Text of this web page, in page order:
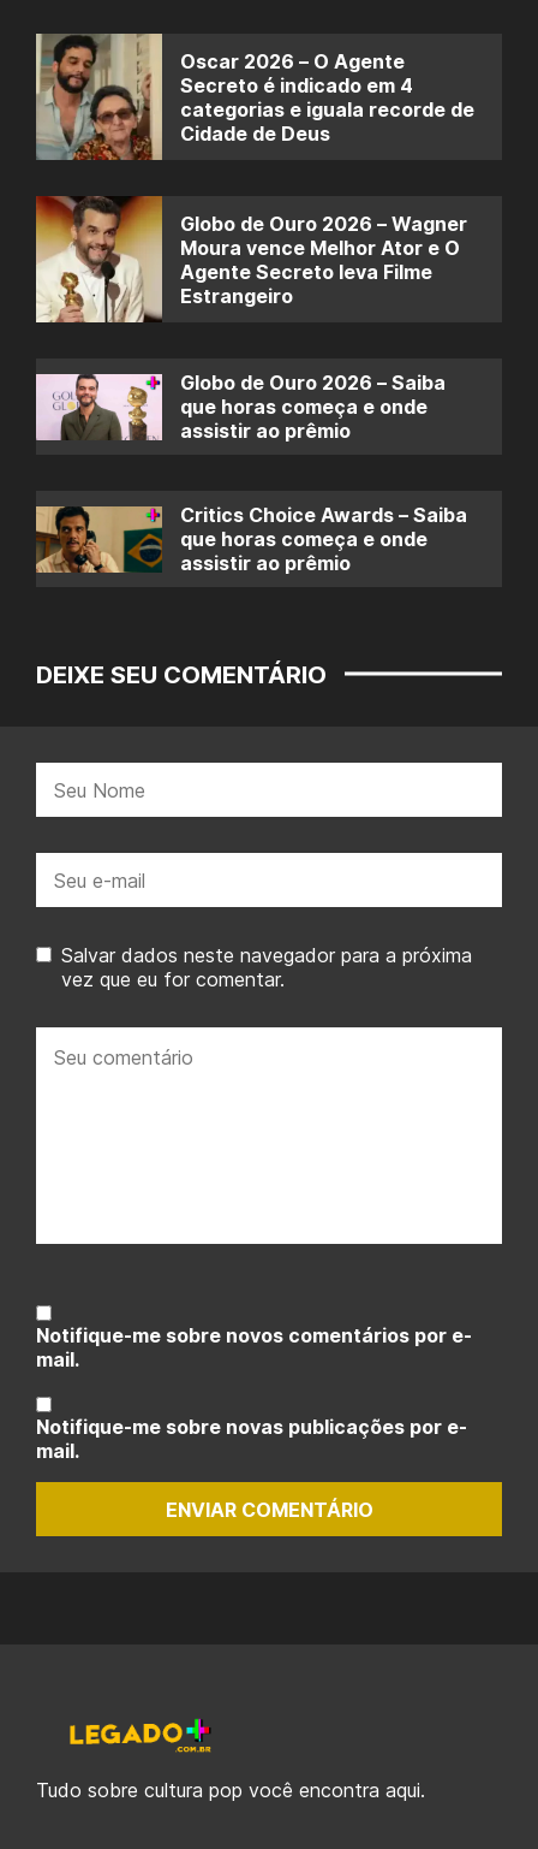
Oscar 2026 – O Agente
Secreto é indicado em 4
categorias e iguala recorde de
Cidade de Deus
Globo de Ouro 2026 – Wagner
Moura vence Melhor Ator e O
Agente Secreto leva Filme
Estrangeiro
Globo de Ouro 2026 – Saiba
que horas começa e onde
assistir ao prêmio
Critics Choice Awards – Saiba
que horas começa e onde
assistir ao prêmio
DEIXE SEU COMENTÁRIO
mail:
Salvar dados neste navegador para a próxima
vez que eu for comentar.
comentário:
Notifique-me sobre novos comentários por e-
mail.
Notifique-me sobre novas publicações por e-
mail.
ENVIAR COMENTÁRIO
Tudo sobre cultura pop você encontra aqui.